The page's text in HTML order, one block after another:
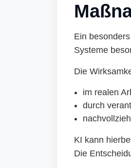
Ein
Systeme
Die
im realen
durch
KI kann
Die